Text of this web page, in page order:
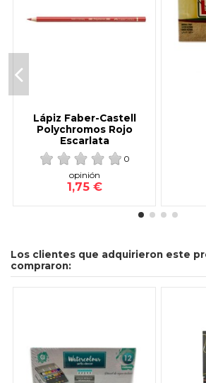
Lápiz Faber-Castell
Polychromos Rojo
Escarlata
0
opinión
1,75 €
Los clientes que adquirieron este
compraron: